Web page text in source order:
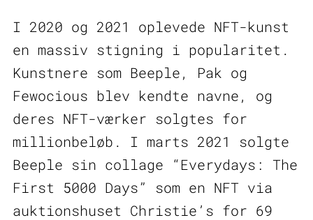
I 2020 og 2021 oplevede NFT-kunst
en massiv stigning i popularitet.
Kunstnere som Beeple, Pak og
Fewocious blev kendte navne, og
deres NFT-værker solgtes for
millionbeløb. I marts 2021 solgte
Beeple sin collage “Everydays: The
First 5000 Days” som en NFT via
auktionshuset Christie’s for 69